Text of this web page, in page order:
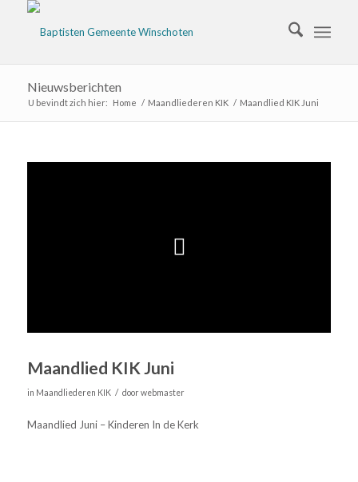
Nieuwsberichten
U bevindt zich hier: Home / Maandliederen KIK / Maandlied KIK Juni
Maandlied KIK Juni
in Maandliederen KIK / doorwebmaster
Maandlied Juni – Kinderen In de Kerk